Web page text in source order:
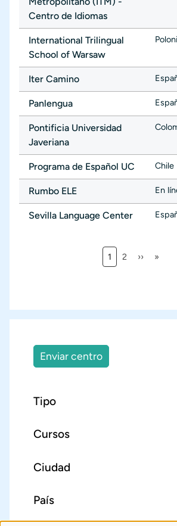
Centro de Idiomas
International Trilingual
School of Warsaw
Iter Camino
Panlengua
Pontificia Universidad
Javeriana
Programa de Español UC Chile
Rumbo ELE En
Sevilla Language Center
Paginación
Página actual
1 Página
2 Siguiente
›› »
Enviar centro
Tipo
Cursos
Ciudad
País